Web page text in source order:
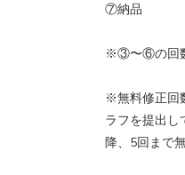
⑦納品
※③〜⑥の回数
※無料修正回
ラフを提出し
降、5回まで